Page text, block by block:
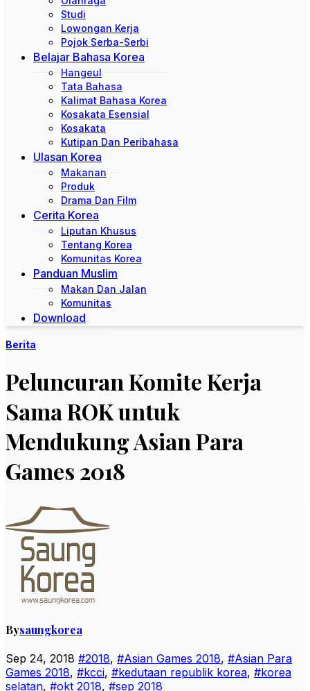
Studi
Lowongan Kerja
Pojok Serba-Serbi
Belajar Bahasa Korea
Hangeul
Tata Bahasa
Kalimat Bahasa Korea
Kosakata Esensial
Kosakata
Kutipan Dan Peribahasa
Ulasan Korea
Makanan
Produk
Drama Dan Film
Cerita Korea
Liputan Khusus
Tentang Korea
Komunitas Korea
Panduan Muslim
Makan Dan Jalan
Komunitas
Download
Berita
Peluncuran Komite Kerja
Sama ROK untuk
Mendukung Asian Para
Games 2018
Bysaungkorea
Sep 24, 2018 #2018, #Asian Games 2018, #Asian Para
Games 2018, #kcci, #kedutaan republik korea, #korea
selatan, #okt 2018, #sep 2018